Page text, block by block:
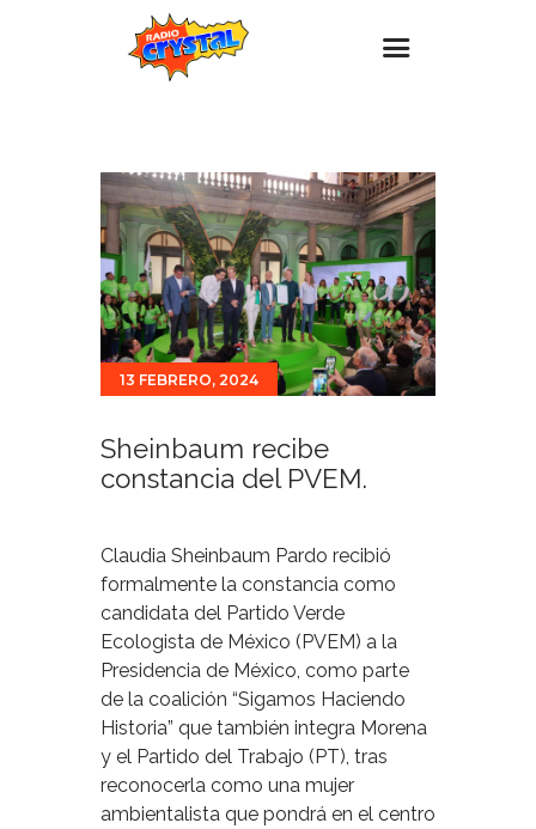
Estaciones
Eventos
Promociones
Noticias
Para ti
Contacto
13 FEBRERO, 2024
Sheinbaum recibe
constancia del PVEM.
Claudia Sheinbaum Pardo recibió
formalmente la constancia como
candidata del Partido Verde
Ecologista de México (PVEM) a la
Presidencia de México, como parte
de la coalición “Sigamos Haciendo
Historia” que también integra Morena
y el Partido del Trabajo (PT), tras
reconocerla como una mujer
ambientalista que pondrá en el centro